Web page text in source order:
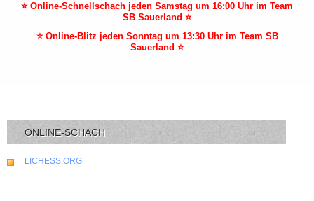
⭐ Online-Schnellschach jeden Samstag um 16:00 Uhr im Team
SB Sauerland ⭐
⭐ Online-Blitz jeden Sonntag um 13:30 Uhr im Team SB
Sauerland ⭐
ONLINE-SCHACH
LICHESS.ORG